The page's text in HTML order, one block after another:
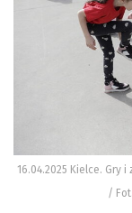
16.04.2025 Kielce. Gry
/